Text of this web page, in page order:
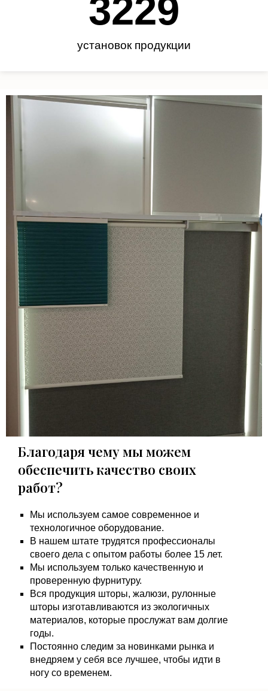
установок продукции
3450
Благодаря чему мы можем
обеспечить качество своих
работ?
Мы используем самое современное и
технологичное оборудование.
В нашем штате трудятся профессионалы
своего дела с опытом работы более 15 лет.
Мы используем только качественную и
проверенную фурнитуру.
Вся продукция шторы, жалюзи, рулонные
шторы изготавливаются из экологичных
материалов, которые прослужат вам долгие
годы.
Постоянно следим за новинками рынка и
внедряем у себя все лучшее, чтобы идти в
ногу со временем.